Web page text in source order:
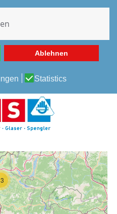
zu ermöglichen.
Bestimmungen
Ablehnen
Statistics